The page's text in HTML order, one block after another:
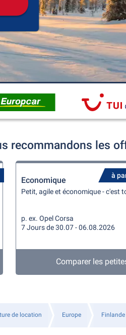
recommandons les
à
Economique
Petit, agile et économique - c'est
p. ex. Opel Corsa
7 Jours de 30.07 - 06.08.2026
Comparer les
de location Europe Finlande